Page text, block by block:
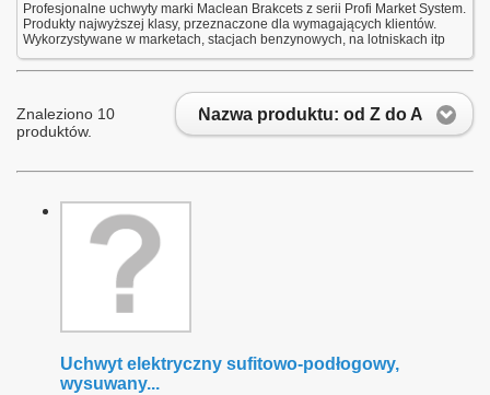
Profesjonalne uchwyty marki Maclean Brakcets z serii Profi Market System.
Produkty najwyższej klasy, przeznaczone dla wymagających klientów.
Wykorzystywane w marketach, stacjach benzynowych, na lotniskach itp
Nazwa produktu: od Z do A
Znaleziono 10
produktów.
Uchwyt elektryczny sufitowo-podłogowy,
wysuwany...